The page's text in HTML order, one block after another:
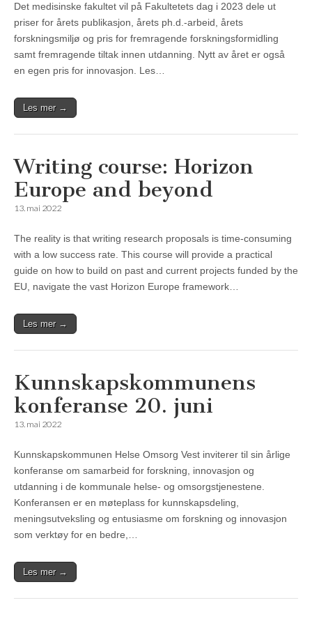
Det medisinske fakultet vil på Fakultetets dag i 2023 dele ut
priser for årets publikasjon, årets ph.d.-arbeid, årets
forskningsmiljø og pris for fremragende forskningsformidling
samt fremragende tiltak innen utdanning. Nytt av året er også
en egen pris for innovasjon. Les…
Les mer →
Writing course: Horizon
Europe and beyond
13. mai 2022
The reality is that writing research proposals is time-consuming
with a low success rate. This course will provide a practical
guide on how to build on past and current projects funded by the
EU, navigate the vast Horizon Europe framework…
Les mer →
Kunnskapskommunens
konferanse 20. juni
13. mai 2022
Kunnskapskommunen Helse Omsorg Vest inviterer til sin årlige
konferanse om samarbeid for forskning, innovasjon og
utdanning i de kommunale helse- og omsorgstjenestene.
Konferansen er en møteplass for kunnskapsdeling,
meningsutveksling og entusiasme om forskning og innovasjon
som verktøy for en bedre,…
Les mer →